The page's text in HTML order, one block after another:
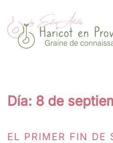
Ir al contenido principal
Día: 8 de
EL PRIMER FIN DE